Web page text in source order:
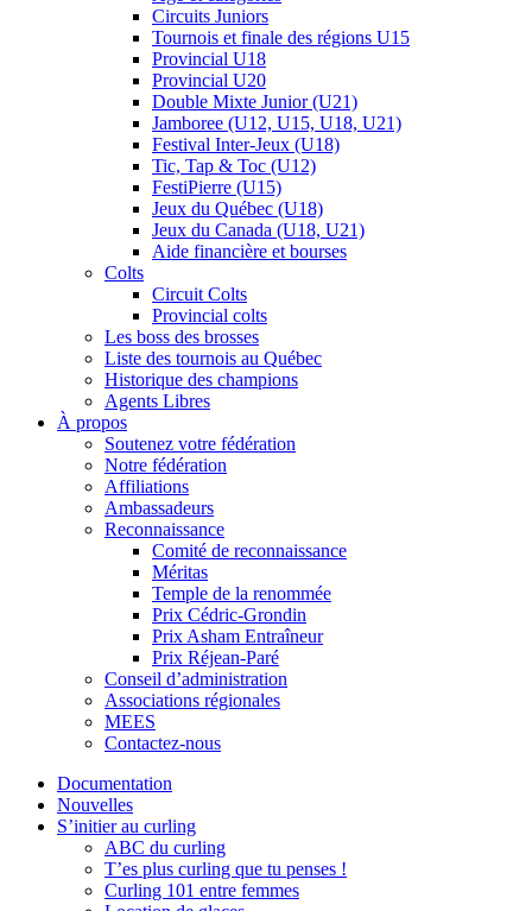
Circuits Juniors
Tournois et finale des régions U15
Provincial U18
Provincial U20
Double Mixte Junior (U21)
Jamboree (U12, U15, U18, U21)
Festival Inter-Jeux (U18)
Tic, Tap & Toc (U12)
FestiPierre (U15)
Jeux du Québec (U18)
Jeux du Canada (U18, U21)
Aide financière et bourses
Colts
Circuit Colts
Provincial colts
Les boss des brosses
Liste des tournois au Québec
Historique des champions
Agents Libres
À propos
Soutenez votre fédération
Notre fédération
Affiliations
Ambassadeurs
Reconnaissance
Comité de reconnaissance
Méritas
Temple de la renommée
Prix Cédric-Grondin
Prix Asham Entraîneur
Prix Réjean-Paré
Conseil d’administration
Associations régionales
MEES
Contactez-nous
Documentation
Nouvelles
S’initier au curling
ABC du curling
T’es plus curling que tu penses !
Curling 101 entre femmes